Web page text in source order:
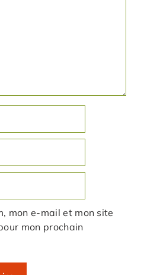
mon e-mail et mon site
mon prochain